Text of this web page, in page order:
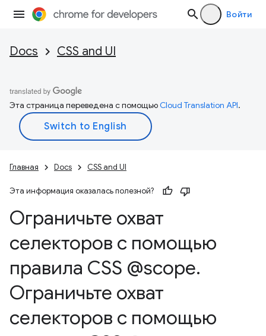
Войти
Docs CSS and UI
Эта страница переведена с помощьюCloud Translation API.
Главная Docs CSS and UI
Эта информация оказалась полезной?
Ограничьте охват
селекторов с помощью
правила CSS @scope.
Ограничьте охват
селекторов с помощью